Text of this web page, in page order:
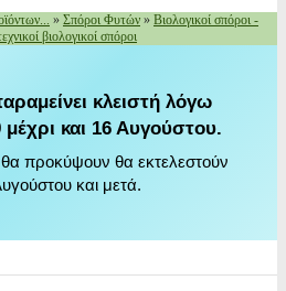
» Σπόροι Φυτών » Βιολογικοί σπόροι -
βιολογικοί σπόροι
κλειστή λόγω
και 16 Αυγούστου.
προκύψουν θα εκτελεστούν
και μετά.